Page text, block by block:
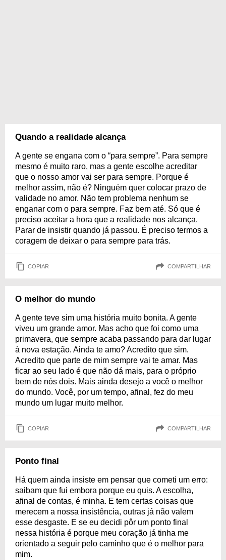
Quando a realidade alcança
A gente se engana com o “para sempre”. Para sempre
mesmo é muito raro, mas a gente escolhe acreditar
que o nosso amor vai ser para sempre. Porque é
melhor assim, não é? Ninguém quer colocar prazo de
validade no amor. Não tem problema nenhum se
enganar com o para sempre. Faz bem até. Só que é
preciso aceitar a hora que a realidade nos alcança.
Parar de insistir quando já passou. É preciso termos a
coragem de deixar o para sempre para trás.
COPIAR COMPARTILHAR
O melhor do mundo
A gente teve sim uma história muito bonita. A gente
viveu um grande amor. Mas acho que foi como uma
primavera, que sempre acaba passando para dar lugar
à nova estação. Ainda te amo? Acredito que sim.
Acredito que parte de mim sempre vai te amar. Mas
ficar ao seu lado é que não dá mais, para o próprio
bem de nós dois. Mais ainda desejo a você o melhor
do mundo. Você, por um tempo, afinal, fez do meu
mundo um lugar muito melhor.
COPIAR COMPARTILHAR
Ponto final
Há quem ainda insiste em pensar que cometi um erro:
saibam que fui embora porque eu quis. A escolha,
afinal de contas, é minha. E tem certas coisas que
merecem a nossa insistência, outras já não valem
esse desgaste. E se eu decidi pôr um ponto final
nessa história é porque meu coração já tinha me
orientado a seguir pelo caminho que é o melhor para
mim.